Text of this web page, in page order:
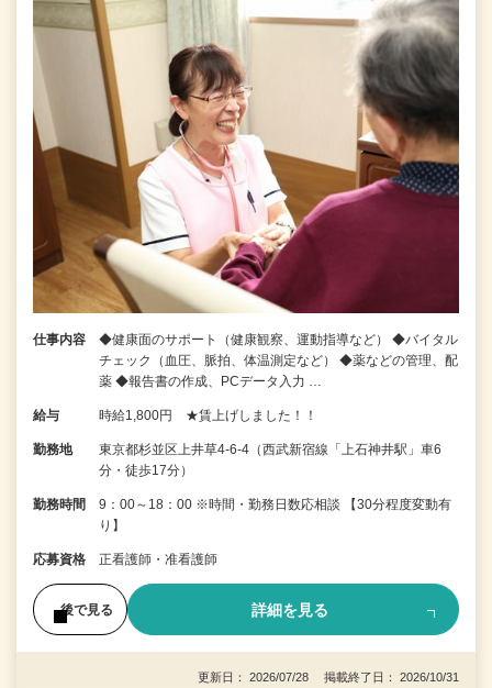
仕事内容
◆健康面のサポート（健康観察、運動指導など） ◆バイタル
チェック（血圧、脈拍、体温測定など） ◆薬などの管理、配
薬 ◆報告書の作成、PCデータ入力 …
給与 時給1,800円 ★賃上げしました！！
勤務地
東京都杉並区上井草4-6-4（西武新宿線「上石神井駅」車6
分・徒歩17分）
勤務時間
9：00～18：00 ※時間・勤務日数応相談 【30分程度変動有
り】
応募資格 正看護師・准看護師
後で見る 詳細を見る
更新日： 2026/07/28 掲載終了日： 2026/10/31